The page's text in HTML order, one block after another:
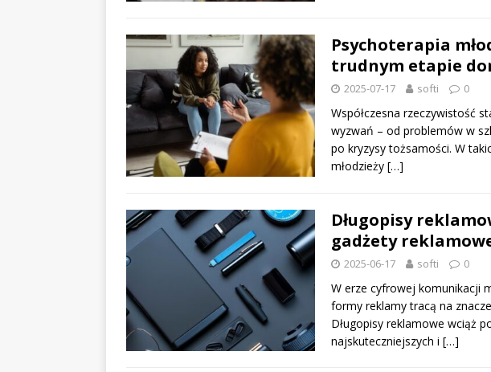
Psychoterapia
trudnym etapie
2025-07-17 softi 0
Współczesna rzeczywistość
wyzwań – od problemów w
po kryzysy tożsamości. W
młodzieży […]
Długopisy
gadżety
2025-06-17 softi 0
W erze cyfrowej komunikacji
formy reklamy tracą na
Długopisy reklamowe wciąż
najskuteczniejszych i […]